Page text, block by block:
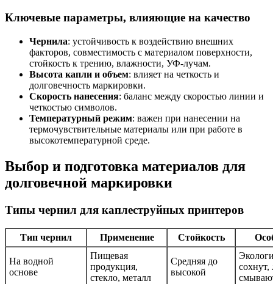
Ключевые параметры, влияющие на качество
Чернила: устойчивость к воздействию внешних
факторов, совместимость с материалом поверхности,
стойкость к трению, влажности, УФ-лучам.
Высота капли и объем: влияет на четкость и
долговечность маркировки.
Скорость нанесения: баланс между скоростью линии и
четкостью символов.
Температурный режим: важен при нанесении на
термочувствительные материалы или при работе в
высокотемпературной среде.
Выбор и подготовка материалов для
долговечной маркировки
Типы чернил для каплеструйных принтеров
Тип чернил Применение Стойкость
На водной
основе
Пищевая
продукция,
стекло, металл
Средняя до
высокой
сохнут,